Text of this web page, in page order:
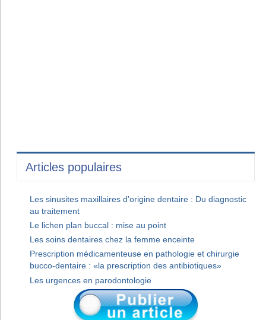
Articles populaires
Les sinusites maxillaires d'origine dentaire : Du diagnostic
au traitement
Le lichen plan buccal : mise au point
Les soins dentaires chez la femme enceinte
Prescription médicamenteuse en pathologie et chirurgie
bucco-dentaire : «la prescription des antibiotiques»
Les urgences en parodontologie